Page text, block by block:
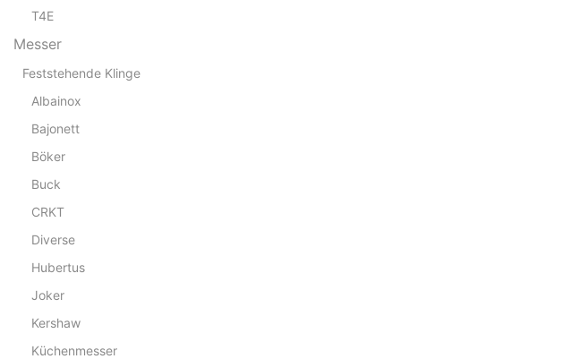
T4E
Messer
Feststehende Klinge
Albainox
Bajonett
Böker
Buck
CRKT
Diverse
Hubertus
Joker
Kershaw
Küchenmesser